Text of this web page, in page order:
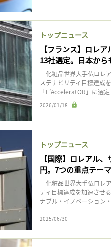
トップニュース
【フランス】ロレ
13社選定。日本から
化粧品世界大手仏ロレ
ステナビリティ目標達成
「L’AcceleratOR」に
2026/01/18
トップニュース
【国際】ロレアル
円。7つの重点テーマ
化粧品世界大手仏ロレ
ティ目標達成を加速させ
ナブル・イノベーション
2025/06/30